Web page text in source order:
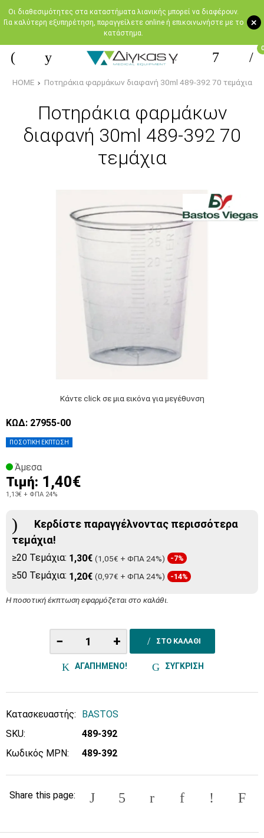
+
Oι διαθεσιμότητες στα καταστήματα λιανικής μπορεί να διαφέρουν.
Για καλύτερη εξυπηρέτηση, παραγγείλετε online ή επικοινωνήστε με το
κατάστημα.
0
HOME Ποτηράκια φαρμάκων διαφανή 30ml 489-392 70 τεμάχια
Ποτηράκια φαρμάκων
διαφανή 30ml 489-392 70
τεμάχια
Κάντε click σε μια εικόνα για μεγέθυνση
ΠΟΣΟΤΙΚΗ ΕΚΠΤΩΣΗ
ΚΩΔ: 27955-00
Άμεσα
Τιμή: 1,40€
1,13€ + ΦΠΑ 24%
Κερδίστε παραγγέλνοντας περισσότερα
τεμάχια!
≥20 Τεμάχια: 1,30€ (1,05€ + ΦΠΑ 24%) -7%
≥50 Τεμάχια: 1,20€ (0,97€ + ΦΠΑ 24%) -14%
Η ποσοτική έκπτωση εφαρμόζεται στο καλάθι.
− + ΣΤΟ ΚΑΛΑΘΙ
ΑΓΑΠΗΜΕΝΟ! ΣΥΓΚΡΙΣΗ
Κατασκευαστής:
BASTOS
SKU:
489-392
Κωδικός MPN:
489-392
Share this page: